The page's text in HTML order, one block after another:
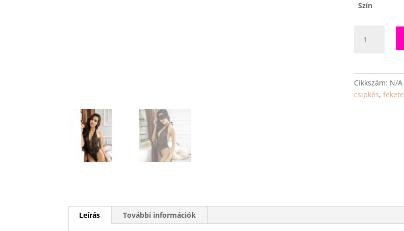
Szín
mélyen
kivágott
csipkés
Cikkszám: N/A
csipkés, fekete
Leírás További információk